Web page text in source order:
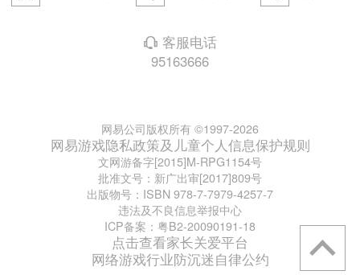
򰀃 客服电话
95163666
网易公司版权所有 ©1997-2026
网易游戏隐私政策及儿童个人信息保护规则
文网游备字[2015]M-RPG1154号
批准文号：新广出审[2017]809号
出版物号：ISBN 978-7-7979-4257-7
违法及不良信息举报中心
ICP备案：粤B2-20090191-18
点击查看家长关爱平台
网络游戏行业防沉迷自律公约